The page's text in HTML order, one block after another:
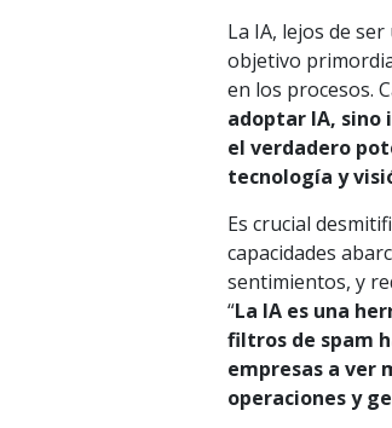
La IA, lejos de
objetivo
en los procesos.
adoptar IA,
el verdadero
tecnología y
Es crucial
capacidades
sentimientos, y
“La IA es una
filtros de spam
empresas a ver
operaciones y